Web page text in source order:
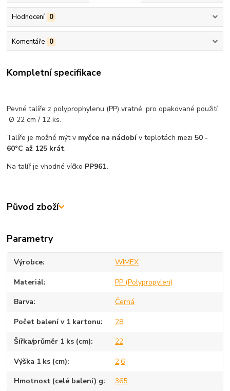
Hodnocení 0
Komentáře 0
Kompletní specifikace
Pevné talíře z polyprophylenu (PP) vratné, pro opakované použití
Ø 22 cm / 12 ks.
Talíře je možné mýt v myčce na nádobív teplotách mezi 50 -
60°C až 125 krát.
Na talíř je vhodné víčko PP961.
Původ zboží
Parametry
Výrobce WIMEX
Materiál PP (Polypropylen)
Barva Černá
Počet balení v 1 kartonu 28
Šířka/průměr 1 ks (cm) 22
Výška 1 ks (cm) 2,6
Hmotnost (celé balení) g 365